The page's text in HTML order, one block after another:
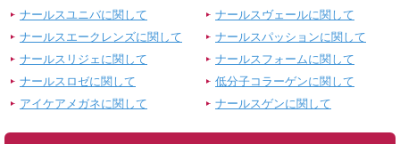
ナールスユニバに関して
ナールスヴェールに関して
ナールスエークレンズに関して
ナールスパッションに関して
ナールスリジェに関して
ナールスフォームに関して
ナールスロゼに関して
低分子コラーゲンに関して
アイケアメガネに関して
ナールスゲンに関して